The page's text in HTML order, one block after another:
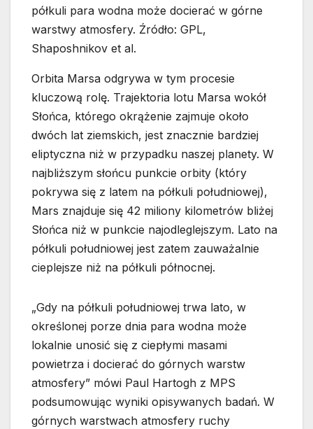
półkuli para wodna może docierać w górne
warstwy atmosfery. Źródło: GPL,
Shaposhnikov et al.
Orbita Marsa odgrywa w tym procesie
kluczową rolę. Trajektoria lotu Marsa wokół
Słońca, którego okrążenie zajmuje około
dwóch lat ziemskich, jest znacznie bardziej
eliptyczna niż w przypadku naszej planety. W
najbliższym słońcu punkcie orbity (który
pokrywa się z latem na półkuli południowej),
Mars znajduje się 42 miliony kilometrów bliżej
Słońca niż w punkcie najodleglejszym. Lato na
półkuli południowej jest zatem zauważalnie
cieplejsze niż na półkuli północnej.
„Gdy na półkuli południowej trwa lato, w
określonej porze dnia para wodna może
lokalnie unosić się z ciepłymi masami
powietrza i docierać do górnych warstw
atmosfery” mówi Paul Hartogh z MPS
podsumowując wyniki opisywanych badań. W
górnych warstwach atmosfery ruchy